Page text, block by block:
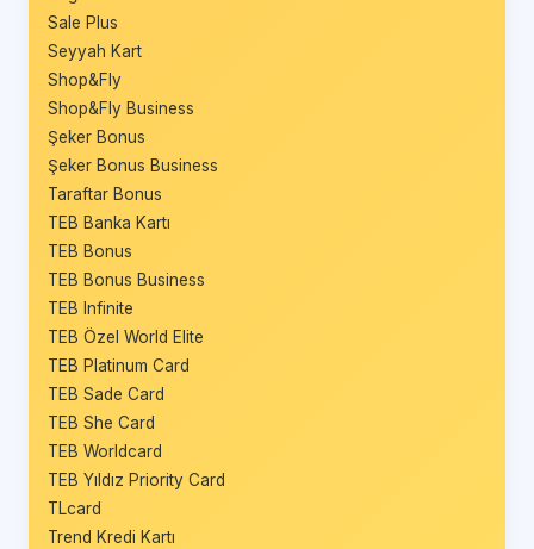
Sale Plus
Seyyah Kart
Shop&Fly
Shop&Fly Business
Şeker Bonus
Şeker Bonus Business
Taraftar Bonus
TEB Banka Kartı
TEB Bonus
TEB Bonus Business
TEB Infinite
TEB Özel World Elite
TEB Platinum Card
TEB Sade Card
TEB She Card
TEB Worldcard
TEB Yıldız Priority Card
TLcard
Trend Kredi Kartı